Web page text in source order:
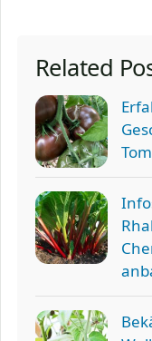
Related